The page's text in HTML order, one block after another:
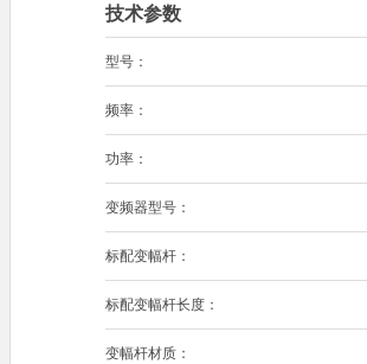
技术参数
型号：
频率：
功率：
变频器型号：
标配变幅杆：
标配变幅杆长度：
变幅杆材质：